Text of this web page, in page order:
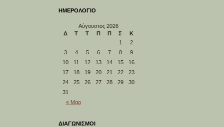
ΗΜΕΡΟΛΟΓΙΟ
Αύγουστος 2026
Δ
Τ Τ Π Π Σ Κ
« Μαρ
1
2
3
4 5 6 7 8
9
10
11 12 13 14 15
16
17
18 19 20 21 22
23
24
25 26 27 28 29
30
31
ΔΙΑΓΩΝΙΣΜΟΙ